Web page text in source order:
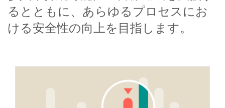
るとともに、あらゆるプロセスにお
ける安全性の向上を目指します。